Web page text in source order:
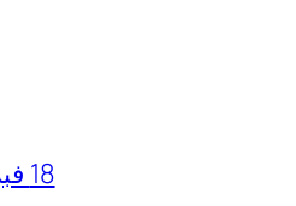
18 فبراير، 2026